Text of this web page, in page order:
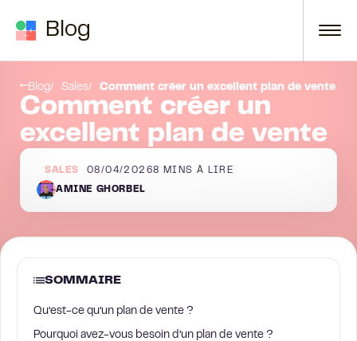
Blog
Blog Sales Comment créer un excellent plan de vente
Comment créer un
excellent plan de vente
SALES 08/04/20268 MINS À LIRE
AMINE GHORBEL
SOMMAIRE
Qu’est-ce qu’un plan de vente ?
Pourquoi avez-vous besoin d’un plan de vente ?